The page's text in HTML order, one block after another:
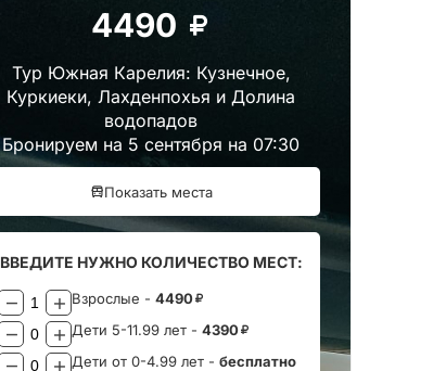
4490
Тур Южная Карелия: Кузнечное,
Куркиеки, Лахденпохья и Долина
водопадов
Бронируем на 5 сентября на 07:30
Показать места
ВВЕДИТЕ НУЖНО КОЛИЧЕСТВО МЕСТ:
Взрослые - 4490
Дети 5-11.99 лет - 4390
Дети от 0-4.99 лет - бесплатно